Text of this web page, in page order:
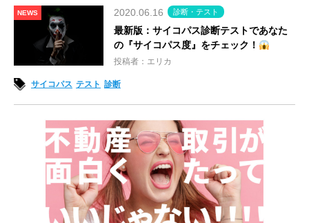
NEWS 2020.06.16 診断・テスト
最新版：サイコパス診断テストであなた
の『サイコパス度』をチェック！
投稿者：エリカ
サイコパス テスト 診断